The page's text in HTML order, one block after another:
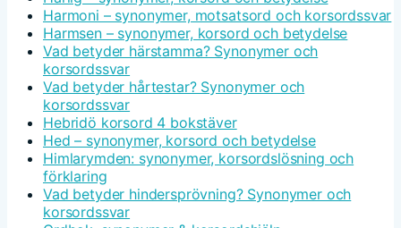
Harmoni – synonymer, motsatsord och korsordssvar
Harmsen – synonymer, korsord och betydelse
Vad betyder härstamma? Synonymer och
korsordssvar
Vad betyder hårtestar? Synonymer och
korsordssvar
Hebridö korsord 4 bokstäver
Hed – synonymer, korsord och betydelse
Himlarymden: synonymer, korsordslösning och
förklaring
Vad betyder hindersprövning? Synonymer och
korsordssvar